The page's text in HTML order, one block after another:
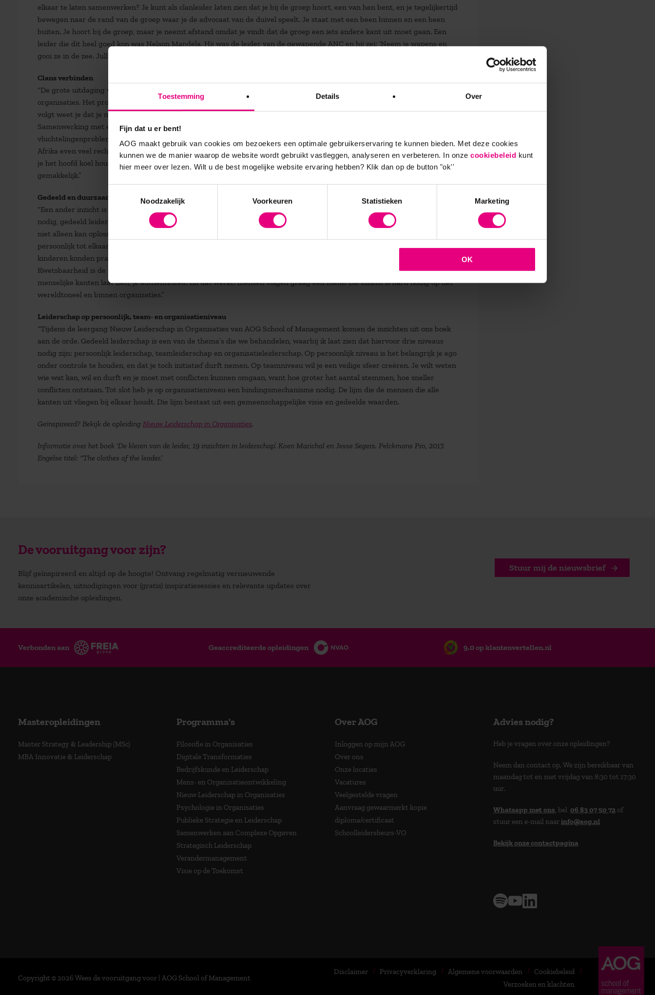
Toestemming Details Over
Fijn dat u er bent!
AOG maakt gebruik van cookies om bezoekers een optimale gebruikerservaring te kunnen bieden. Met deze cookies
kunnen we de manier waarop de website wordt gebruikt vastleggen, analyseren en verbeteren. In onze cookiebeleid kunt
hier meer over lezen. Wilt u de best mogelijke website ervaring hebben? Klik dan op de button "ok''
Noodzakelijk
Voorkeuren Statistieken Marketing
OK
elkaar te laten samenwerken? Je kunt als clanleider laten zien dat je bij de groep hoort, een van hen bent, en je tegelijkertijd
bewegen naar de rand van de groep waar je de advocaat van de duivel speelt. Je staat met een been binnen en een been
buiten. Je hoort bij de groep, maar je neemt afstand omdat je vindt dat de groep een iets andere kant uit moet gaan. Een
leider die dit heel goed kon was Nelson Mandela. Hij was de leider van de gewapende ANC en hij zei: ‘Neem je wapens en
gooi ze in de zee. Jullie hebben mij gekozen als jullie leider, laat mij jullie leiden.’”
Clans verbinden
“De grote uitdaging van de wereld is hoe we clans met elkaar verbinden. Dat geldt niet alleen voor landen maar ook voor
organisaties. Het probleem is niet ‘ik versus zij’. Evolutionair is het vrij snel duidelijk dat je elkaar nodig hebt. Als je je intuïtie
volgt weet je dat je met anderen van je eigen clan moet samenwerken om te overleven. Het probleem ligt bij ‘wij versus zij’.
Samenwerking met een andere clan is moeilijk en evolutionair gezien niet nodig. Kijk naar de Europese Unie, kijk naar de
vluchtelingenproblematiek. Het kost energie om kinderen in Afrika te helpen. Als je rationeel denkt, weet je dat een kind in
Afrika even veel recht heeft op een goed leven als een kind in Europa. Om samenwerking tussen clans te bevorderen moet
je het hoofd koel houden, je biologie overstijgen, je emoties uitschakelen. Niet denken in ‘wij versus zij’. Dat is niet
gemakkelijk.”
Gedeeld en duurzaam leiderschap
“Een ander inzicht is dat je als leider de klus niet alleen kunt klaren. De wereld is daarvoor te complex: je hebt andere leiders
nodig, gedeeld leiderschap. Denk aan Angela Merkel en de Europese vluchtelingenproblematiek. Zij geeft zelf aan dat ze dat
niet alleen kan oplossen en andere landen nodig heeft. Je ziet meteen ook hoe moeilijk dat is. Van belang is dat leiders zich
persoonlijk tot elkaar verhouden, dat ze zich veilig bij elkaar voelen. Zoals Kohl en Gorbatsjov, die over hun vaders en hun
kinderen konden praten. Menselijke contacten, los van de rol of de functie, helpen clanleiders om elkaar te vinden.
Kwetsbaarheid is de wieg van leiderschap. Duurzaam leiderschap betekent dat je jezelf vragen durft te stellen, dat je je
menselijke kanten laat zien, je authenticiteit. En dat werkt: mensen volgen graag een mens. Dit inzicht is hard nodig op het
wereldtoneel en binnen organisaties.”
Leiderschap op persoonlijk, team- en organisatieniveau
“Tijdens de leergang Nieuw Leiderschap in Organisaties van AOG School of Management komen de inzichten uit ons boek
aan de orde. Gedeeld leiderschap is een van de thema’s die we behandelen, waarbij ik laat zien dat hiervoor drie niveaus
nodig zijn: persoonlijk leiderschap, teamleiderschap en organisatieleiderschap. Op persoonlijk niveau is het belangrijk je ego
onder controle te houden, en dat je toch initiatief durft nemen. Op teamniveau wil je een veilige sfeer creëren. Je wilt weten
wie wat kan, wil en durft en je moet met conflicten kunnen omgaan, want hoe groter het aantal stemmen, hoe sneller
conflicten ontstaan. Tot slot heb je op organisatieniveau een bindingsmechanisme nodig. De lijm die de mensen die alle
kanten uit vliegen bij elkaar houdt. Die lijm bestaat uit een gemeenschappelijke visie en gedeelde waarden.
Geïnspireerd? Bekijk de opleiding Nieuw Leiderschap in Organisaties.
Informatie over het boek ‘De kleren van de leider, 19 inzichten in leiderschap’. Koen Marichal en Jesse Segers. Pelckmans Pro, 2017.
Engelse titel: “The clothes of the leader.’
De vooruitgang voor zijn?
Blijf geïnspireerd en altijd op de hoogte! Ontvang regelmatig vernieuwende
kennisartikelen, uitnodigingen voor (gratis) inspiratiesessies en relevante updates over
onze academische opleidingen.
Stuur mij de nieuwsbrief
Verbonden aan Geaccrediteerde opleidingen 9,0 op klantenvertellen.nl
Masteropleidingen
Master Strategy & Leadership (MSc)
MBA Innovatie & Leiderschap
Programma's
Filosofie in Organisaties
Digitale Transformaties
Bedrijfskunde en Leiderschap
Mens- en Organisatieontwikkeling
Nieuw Leiderschap in Organisaties
Psychologie in Organisaties
Publieke Strategie en Leiderschap
Samenwerken aan Complexe Opgaven
Strategisch Leiderschap
Verandermanagement
Visie op de Toekomst
Over AOG
Inloggen op mijn AOG
Over ons
Onze locaties
Vacatures
Veelgestelde vragen
Aanvraag gewaarmerkt kopie
diploma/certificaat
Schoolleidersbeurs-VO
Advies nodig?
Heb je vragen over onze opleidingen?
Neem dan contact op. We zijn bereikbaar van
maandag tot en met vrijdag van 8:30 tot 17:30
uur.
Whatsapp met ons, bel 06 83 07 50 72 of
stuur een e-mail naarinfo@aog.nl
Bekijk onze contactpagina
Copyright © 2026 Wees de vooruitgang voor | AOG School of Management
Disclaimer Privacyverklaring Algemene voorwaarden
Cookiebeleid
Verzoeken en klachten